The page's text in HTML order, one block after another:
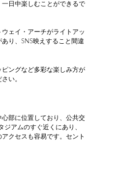
日中楽しむことができるで
ェイ・アーチがライトアッ
り、SNS映えすること間違
ングなど多彩な楽しみ方が
い。
部に位置しており、公共交
アムのすぐ近くにあり、
クセスも容易です。セント